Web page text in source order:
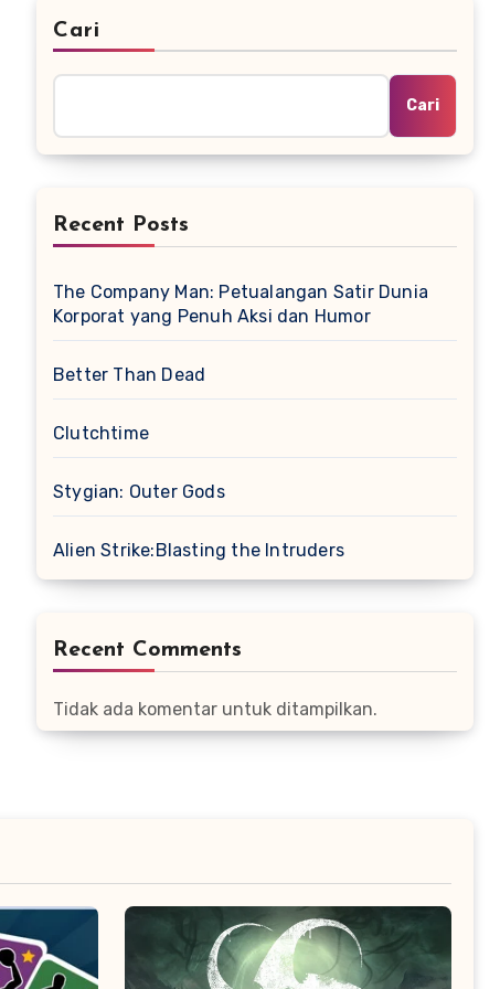
Cari
Cari
Recent Posts
The Company Man: Petualangan Satir Dunia
Korporat yang Penuh Aksi dan Humor
Better Than Dead
Clutchtime
Stygian: Outer Gods
Alien Strike:Blasting the Intruders
Recent Comments
Tidak ada komentar untuk ditampilkan.